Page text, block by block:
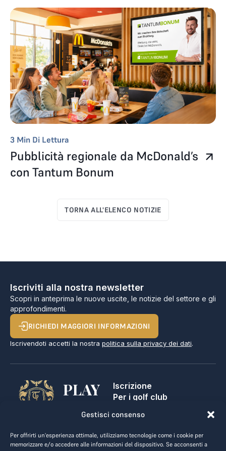
Gestisci consenso
Per offrirti un'esperienza ottimale, utilizziamo tecnologie come i cookie per
memorizzare e/o accedere alle informazioni del dispositivo. Se acconsenti a
3 Min Di Lettura
Pubblicità regionale da McDonald’s
con Tantum Bonum
TORNA ALL'ELENCO NOTIZIE
Iscriviti alla nostra newsletter
Scopri in anteprima le nuove uscite, le notizie del settore e gli
approfondimenti.
RICHIEDI MAGGIORI INFORMAZIONI
Iscrivendoti accetti la nostra politica sulla privacy dei dati.
PLAY
GOLF,
BUSINESS.
Iscrizione
Per i golf club
Note legali
Termini e condizioni
Privacy dei dati